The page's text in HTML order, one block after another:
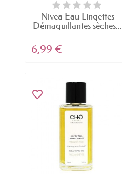
Nivea Eau Lingettes
Démaquillantes sèches...
6,99 €
favorite_border